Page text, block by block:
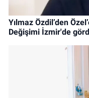
Yılmaz Özdil’den
Değişimi İzmir'de